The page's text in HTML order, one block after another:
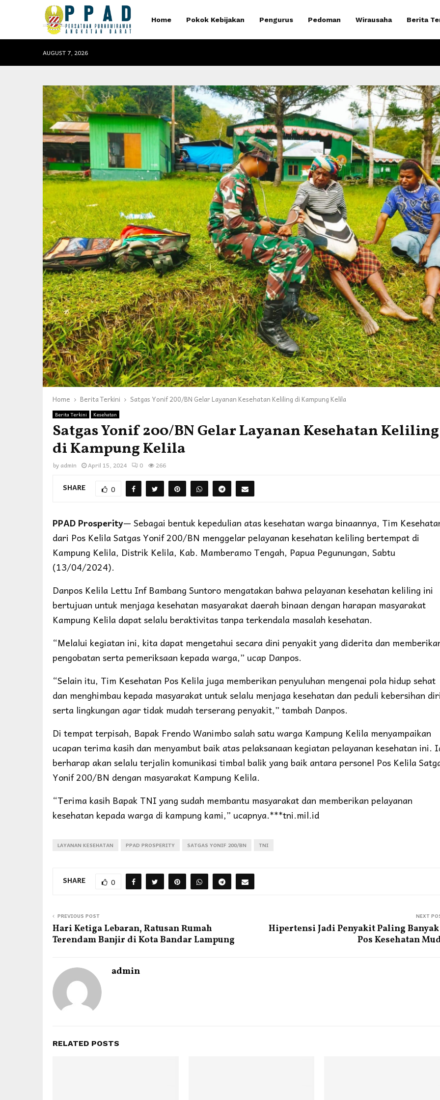
Home Pokok Kebijakan Pengurus Pedoman Wirausaha Berita
AUGUST 7, 2026
Home Berita Terkini Satgas Yonif 200/BN Gelar Layanan Kesehatan Keliling di Kampung Kelila
Berita Terkini Kesehatan
Satgas Yonif 200/BN Gelar Layanan Kesehatan Keliling
di Kampung Kelila
by admin April 15, 2024 0 266
SHARE 0
PPAD Prosperity— Sebagai bentuk kepedulian atas kesehatan warga binaannya, Tim
dari Pos Kelila Satgas Yonif 200/BN menggelar pelayanan kesehatan keliling bertempat di
Kampung Kelila, Distrik Kelila, Kab. Mamberamo Tengah, Papua Pegunungan, Sabtu
(13/04/2024).
Danpos Kelila Lettu Inf Bambang Suntoro mengatakan bahwa pelayanan kesehatan keliling ini
bertujuan untuk menjaga kesehatan masyarakat daerah binaan dengan harapan masyarakat
Kampung Kelila dapat selalu beraktivitas tanpa terkendala masalah kesehatan.
“Melalui kegiatan ini, kita dapat mengetahui secara dini penyakit yang diderita dan
pengobatan serta pemeriksaan kepada warga,” ucap Danpos.
“Selain itu, Tim Kesehatan Pos Kelila juga memberikan penyuluhan mengenai pola hidup sehat
dan menghimbau kepada masyarakat untuk selalu menjaga kesehatan dan peduli kebersihan diri
serta lingkungan agar tidak mudah terserang penyakit,” tambah Danpos.
Di tempat terpisah, Bapak Frendo Wanimbo salah satu warga Kampung Kelila menyampaikan
ucapan terima kasih dan menyambut baik atas pelaksanaan kegiatan pelayanan kesehatan ini.
berharap akan selalu terjalin komunikasi timbal balik yang baik antara personel Pos Kelila
Yonif 200/BN dengan masyarakat Kampung Kelila.
“Terima kasih Bapak TNI yang sudah membantu masyarakat dan memberikan pelayanan
kesehatan kepada warga di kampung kami,” ucapnya.***tni.mil.id
LAYANAN KESEHATAN PPAD PROSPERITY SATGAS YONIF 200/BN TNI
SHARE 0
PREVIOUS POST
Hari Ketiga Lebaran, Ratusan Rumah
Terendam Banjir di Kota Bandar Lampung
NEXT
Hipertensi Jadi Penyakit Paling
Pos Kesehatan
admin
RELATED POSTS